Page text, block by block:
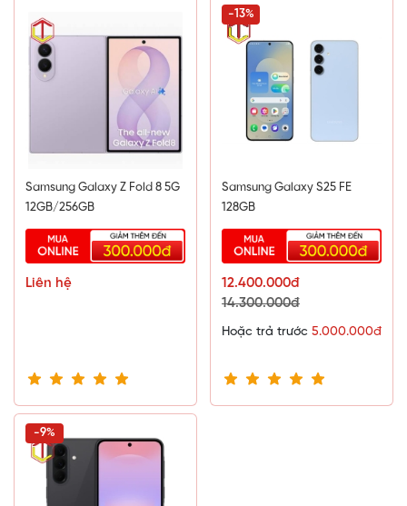
Samsung Galaxy Z Fold 8 5G
12GB/256GB
Liên hệ
Samsung Galaxy S25 FE
128GB
12.400.000đ
14.300.000đ
-13%
Hoặc trả trước 5.000.000đ
-9%